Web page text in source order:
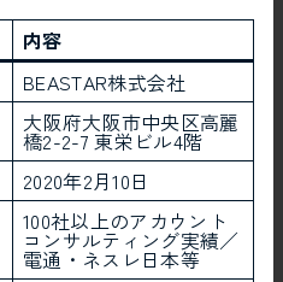
内容
BEASTAR株式会社
大阪府大阪市中央区高麗
橋2-2-7 東栄ビル4階
2020年2月10日
100社以上のアカウント
コンサルティング実績／
電通・ネスレ日本等